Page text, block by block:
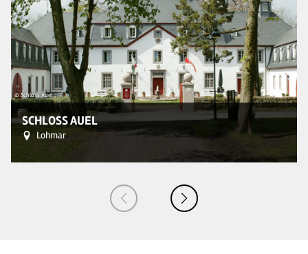
© Schloss Auel
SCHLOSS AUEL
Lohmar